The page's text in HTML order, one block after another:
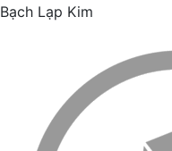
Bạch Lạp Kim